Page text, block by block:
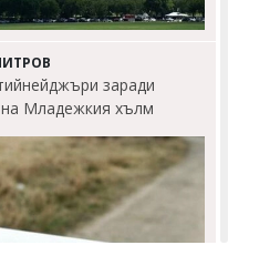
заради
Младежкия хълм